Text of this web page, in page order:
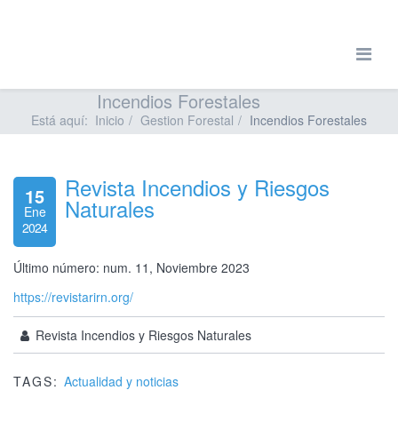
Incendios Forestales
Está aquí: Inicio Gestion Forestal Incendios Forestales
15
Ene
2024
Revista Incendios y Riesgos
Naturales
Último número: num. 11, Noviembre 2023
https://revistarirn.org/
Revista Incendios y Riesgos Naturales
TAGS: Actualidad y noticias